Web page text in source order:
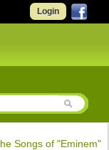
Login
Songs of "Eminem"